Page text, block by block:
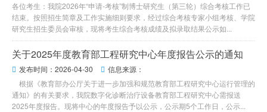
各位考生：我院2026年“申请-考核”制博士研究生（第三轮）综合考核工作已
结束。按照招生简章及工作实施细则要求，经过综合考核专家小组考核、学院
研究生招生委员会审核，现将考生综合考核成绩及拟录取结果公示如...
关于2025年度教育部工程研究中心年度报告公示的通知
 发布时间：2026-04-30  信息来源：
根据《教育部办公厅关于进一步加强和规范教育部工程研究中心运行管理的
通知》的有关要求，我院数字化诊断治疗设备教育部工程研究中心需报送
2025年度报告。现将中心的年度报告予以公示，公示期5个工作日，公示...